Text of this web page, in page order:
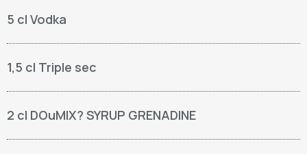
5 cl Vodka
1,5 cl Triple sec
2 cl DOuMIX? SYRUP GRENADINE